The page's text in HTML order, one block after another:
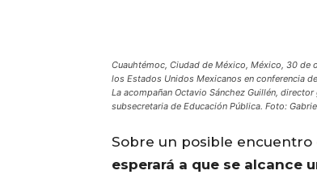
Cuauhtémoc, Ciudad de México, México, 30 de
los Estados Unidos Mexicanos en conferencia
La acompañan Octavio Sánchez Guillén,
subsecretaria de Educación Pública. Foto:
Sobre un posible encuentro
esperará a que se alcance